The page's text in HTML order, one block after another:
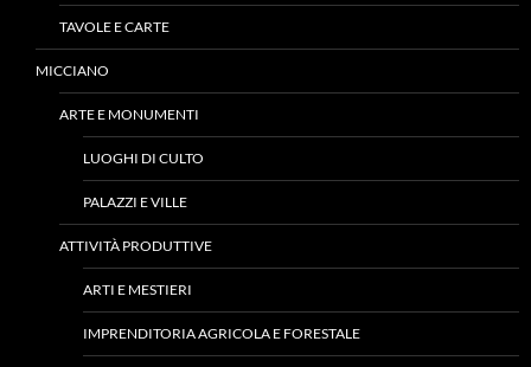
TAVOLE E CARTE
MICCIANO
ARTE E MONUMENTI
LUOGHI DI CULTO
PALAZZI E VILLE
ATTIVITÀ PRODUTTIVE
ARTI E MESTIERI
IMPRENDITORIA AGRICOLA E FORESTALE